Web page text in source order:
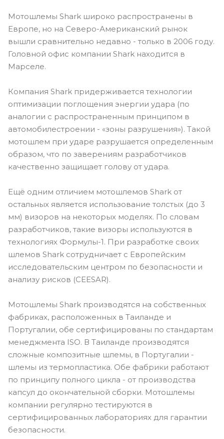
Мотошлемы Shark широко распространены в
Европе, но на Северо-Американский рынок
вышли сравнительно недавно - только в 2006 году.
Головной офис компании Shark находится в
Марселе.
Компания Shark придерживается технологии
оптимизации поглощения энергии удара (по
аналогии с распространенным принципом в
автомобилестроении - «зоны разрушения»). Такой
мотошлем при ударе разрушается определенным
образом, что по заверениям разработчиков
качественно защищает голову от удара.
Ещё одним отличием мотошлемов Shark от
остальных является использование толстых (до 3
мм) визоров на некоторых моделях. По словам
разработчиков, такие визоры используются в
технологиях Формулы-1. При разработке своих
шлемов Shark сотрудничает с Европейским
исследовательским центром по безопасности и
анализу рисков (CEESAR).
Мотошлемы Shark производятся на собственных
фабриках, расположенных в Таиланде и
Португалии, обе сертифицированы по стандартам
менеджмента ISO. В Таиланде производятся
сложные композитные шлемы, в Португалии -
шлемы из термопластика. Обе фабрики работают
по принципу полного цикла - от производства
капсул до окончательной сборки. Мотошлемы
компании регулярно тестируются в
сертифицированных лабораториях для гарантии
безопасности.